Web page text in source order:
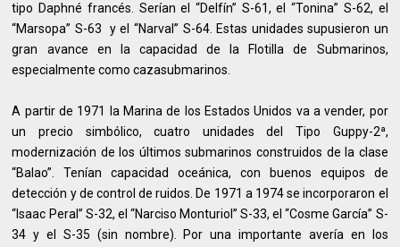
tipo Daphné francés. Serían el “Delfín” S-61, el “Tonina” S-62, el
“Marsopa” S-63 y el “Narval” S-64. Estas unidades supusieron un
gran avance en la capacidad de la Flotilla de Submarinos,
especialmente como cazasubmarinos.
A partir de 1971 la Marina de los Estados Unidos va a vender, por
un precio simbólico, cuatro unidades del Tipo Guppy-2ª,
modernización de los últimos submarinos construidos de la clase
“Balao”. Tenían capacidad oceánica, con buenos equipos de
detección y de control de ruidos. De 1971 a 1974 se incorporaron el
“Isaac Peral” S-32, el “Narciso Monturiol” S-33, el “Cosme García” S-
34 y el S-35 (sin nombre). Por una importante avería en los